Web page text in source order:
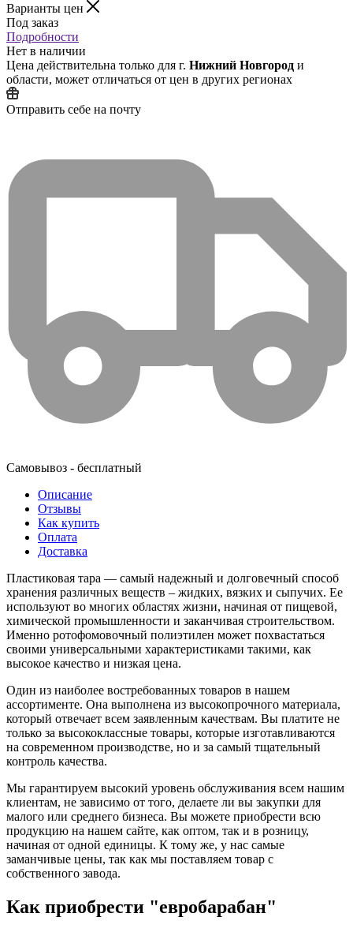
Варианты цен
Под заказ
Подробности
Нет в наличии
Цена действительна только для г. Нижний Новгород и
области, может отличаться от цен в других регионах
Отправить себе на почту
Самовывоз - бесплатный
Описание
Отзывы
Как купить
Оплата
Доставка
Пластиковая тара — самый надежный и долговечный способ
хранения различных веществ – жидких, вязких и сыпучих. Ее
используют во многих областях жизни, начиная от пищевой,
химической промышленности и заканчивая строительством.
Именно ротофомовочный полиэтилен может похвастаться
своими универсальными характеристиками такими, как
высокое качество и низкая цена.
Один из наиболее востребованных товаров в нашем
ассортименте. Она выполнена из высокопрочного материала,
который отвечает всем заявленным качествам. Вы платите не
только за высококлассные товары, которые изготавливаются
на современном производстве, но и за самый тщательный
контроль качества.
Мы гарантируем высокий уровень обслуживания всем нашим
клиентам, не зависимо от того, делаете ли вы закупки для
малого или среднего бизнеса. Вы можете приобрести всю
продукцию на нашем сайте, как оптом, так и в розницу,
начиная от одной единицы. К тому же, у нас самые
заманчивые цены, так как мы поставляем товар с
собственного завода.
Как приобрести "евробарабан"